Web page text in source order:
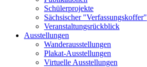
Schülerprojekte
Sächsischer "Verfassungskoffer"
Veranstaltungsrückblick
Ausstellungen
Wanderausstellungen
Plakat-Ausstellungen
Virtuelle Ausstellungen